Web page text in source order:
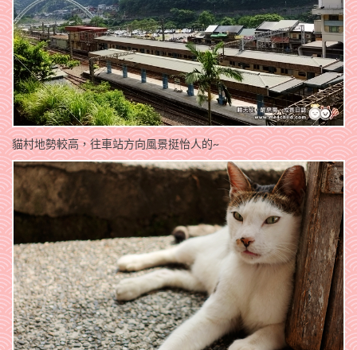
貓村地勢較高，往車站方向風景挺怡人的~